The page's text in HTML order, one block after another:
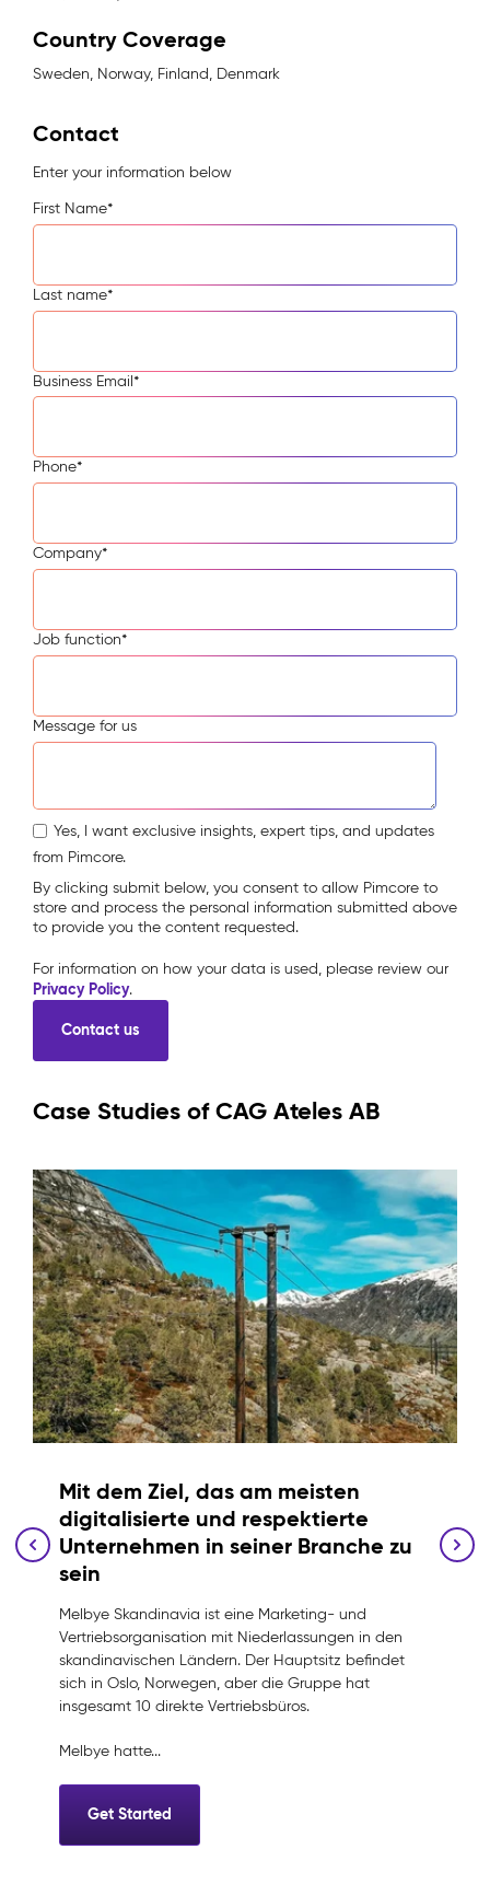
Country Coverage
Sweden, Norway, Finland, Denmark
Contact
Enter your information below
First Name*
Last name*
Business Email*
Phone*
Company*
Job function*
Message for us
Yes, I want exclusive insights, expert tips, and updates
from Pimcore.
By clicking submit below, you consent to allow Pimcore to
store and process the personal information submitted above
to provide you the content requested.
For information on how your data is used, please review our
Privacy Policy.
Case Studies of CAG Ateles AB
Mit dem Ziel, das am meisten
digitalisierte und respektierte
Unternehmen in seiner Branche zu
sein
Melbye Skandinavia ist eine Marketing- und
Vertriebsorganisation mit Niederlassungen in den
skandinavischen Ländern. Der Hauptsitz befindet
sich in Oslo, Norwegen, aber die Gruppe hat
insgesamt 10 direkte Vertriebsbüros.
Melbye hatte...
Get Started